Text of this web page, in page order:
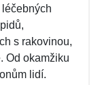
s rakovinou,
Od okamžiku
lidí.